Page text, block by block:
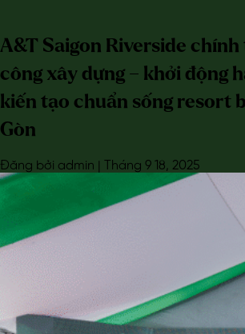
A&T Saigon Riverside
công xây dựng – khởi động
kiến tạo chuẩn sống resort
Gòn
Đăng bởi admin | Tháng 9 18, 2025